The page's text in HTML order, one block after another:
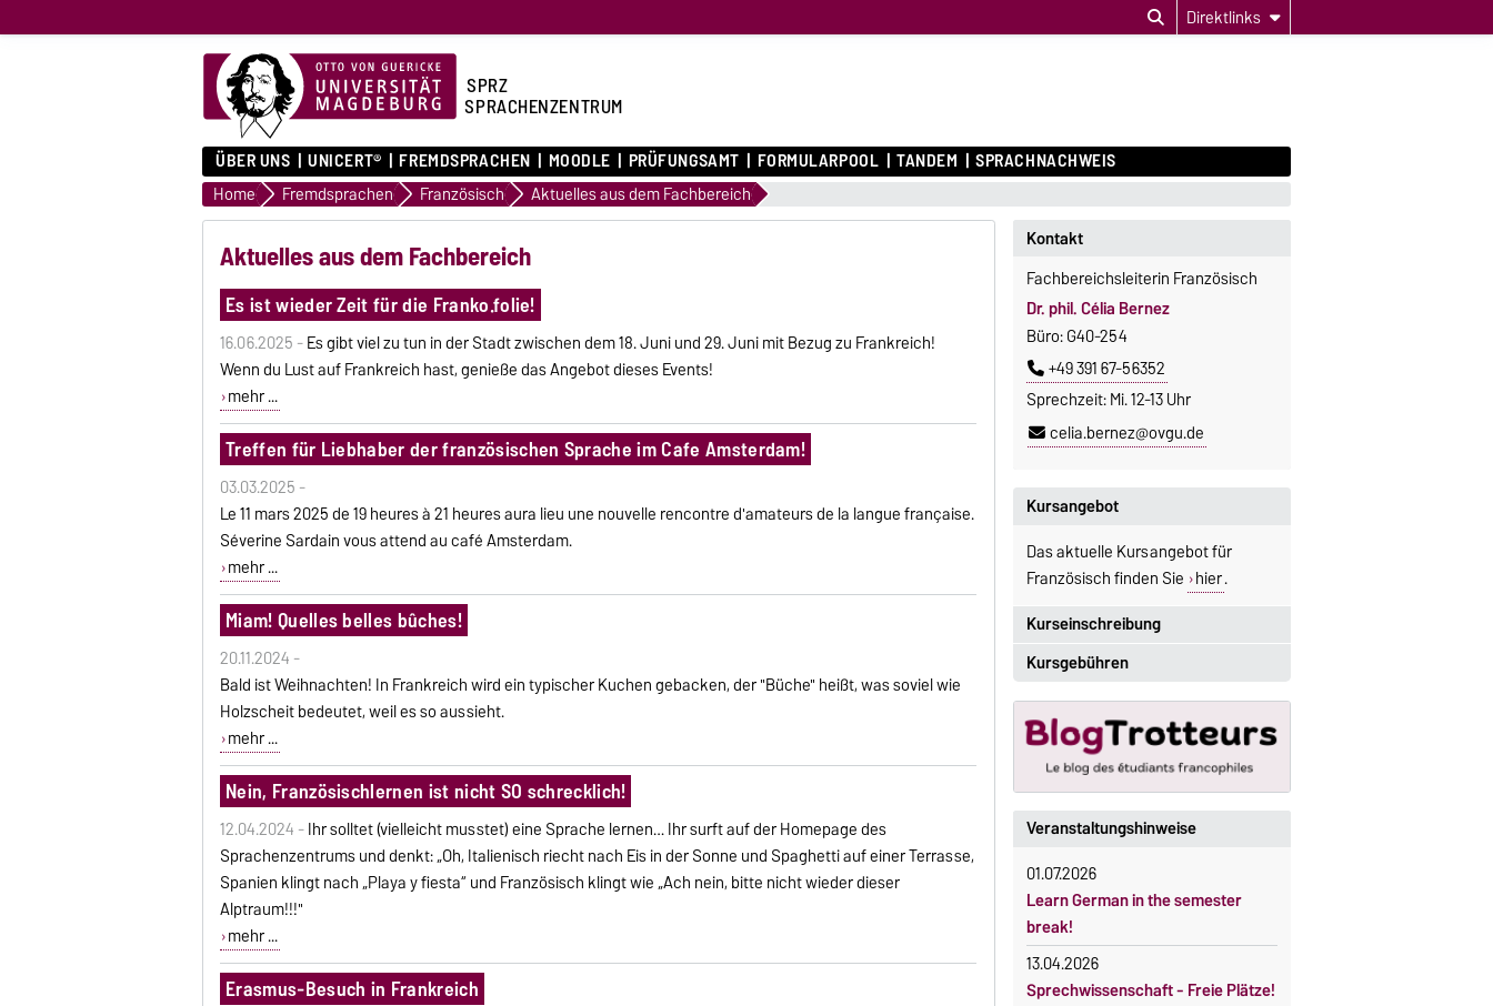
Direktlinks
SPRZ
SPRACHENZENTRUM
ÜBER UNS UNICERT® FREMDSPRACHEN MOODLE PRÜFUNGSAMT FORMULARPOOL TANDEM SPRACHNACHWEIS
Home Fremdsprachen Französisch Aktuelles aus dem Fachbereich
Aktuelles aus dem Fachbereich
Es ist wieder Zeit für die Franko.folie!
16.06.2025 -Es gibt viel zu tun in der Stadt zwischen dem 18. Juni und 29. Juni mit Bezug zu Frankreich!
Wenn du Lust auf Frankreich hast, genieße das Angebot dieses Events!
mehr ...
Treffen für Liebhaber der französischen Sprache im Cafe Amsterdam!
03.03.2025 -
Le 11 mars 2025 de 19 heures à 21 heures aura lieu une nouvelle rencontre d'amateurs de la langue française.
Séverine Sardain vous attend au café Amsterdam.
mehr ...
Miam! Quelles belles bûches!
20.11.2024 -
Bald ist Weihnachten! In Frankreich wird ein typischer Kuchen gebacken, der "Büche" heißt, was soviel wie
Holzscheit bedeutet, weil es so aussieht.
mehr ...
Nein, Französischlernen ist nicht SO schrecklich!
12.04.2024 -Ihr solltet (vielleicht musstet) eine Sprache lernen… Ihr surft auf der Homepage des
Sprachenzentrums und denkt: „Oh, Italienisch riecht nach Eis in der Sonne und Spaghetti auf einer Terrasse,
Spanien klingt nach „Playa y fiesta“ und Französisch klingt wie „Ach nein, bitte nicht wieder dieser
Alptraum!!!"
mehr ...
Erasmus-Besuch in Frankreich
Kontakt
Fachbereichsleiterin Französisch
Dr. phil. Célia Bernez
Büro: G40-254
+49 391 67-56352
Sprechzeit: Mi. 12-13 Uhr
celia.bernez@ovgu.de
Kurseinschreibung
Einschreibezeitraum:
5. Oktober 2026, 9.00 Uhr bis
23. Oktober 2026, 18 Uhr
Moodle
OVGU-Account
Die Kurse beginnen ab dem 12.
Kursteilnahme nur nach
fristgerechter Online-Anmeldung
Kursangebot
Das aktuelle Kursangebot für
Französisch finden Sie hier.
Kursgebühren
Sprachkurse sind i. d. R.
gebührenpflichtig.
Gebühren
Gebührenrückerstattung
Gebührenbefreiungen bei
curricularer Sprachausbildung
Gebührenbefreiung bei Incomings
Veranstaltungshinweise
01.07.2026
Learn German in the semester
break!
13.04.2026
Sprechwissenschaft - Freie Plätze!